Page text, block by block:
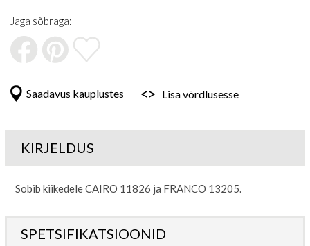
Jaga sõbraga:
Saadavus kauplustes Lisa võrdlusesse
KIRJELDUS
Sobib kiikedele CAIRO 11826 ja FRANCO 13205.
SPETSIFIKATSIOONID